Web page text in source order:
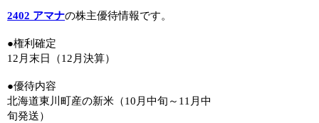
2402 アマナの株主優待情報です。
●権利確定
12月末日（12月決算）
●優待内容
北海道東川町産の新米（10月中旬～11月中
旬発送）